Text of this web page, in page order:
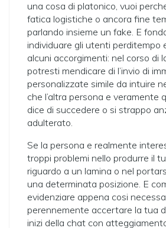
una cosa di platonico, vuoi
fatica logistiche o ancora fine
parlando insieme un fake. E
individuare gli utenti perditempo
alcuni accorgimenti: nel corso di
potresti mendicare di l’invio di
personalizzate simile da intuire
che l’altra persona e veramente
dice di succedere o si strappo
adulterato.
Se la persona e realmente
troppi problemi nello produrre il
riguardo a un lamina o nel
una determinata posizione. E
evidenziare appena cosi
perennemente accertare la tua
inizi della chat con